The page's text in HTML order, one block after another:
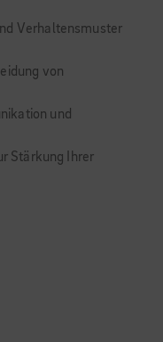
Verhaltensmuster
von
und
Stärkung Ihrer